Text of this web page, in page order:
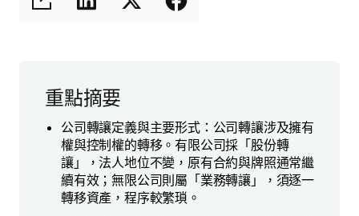
重點摘要
公司轉讓定義與主要形式：公司轉讓涉及擁有
權與控制權的轉移。有限公司採「股份轉
讓」，法人地位不變，原有合約與牌照通常繼
續有效；無限公司則屬「業務轉讓」，須逐一
轉移資產，程序較繁瑣。